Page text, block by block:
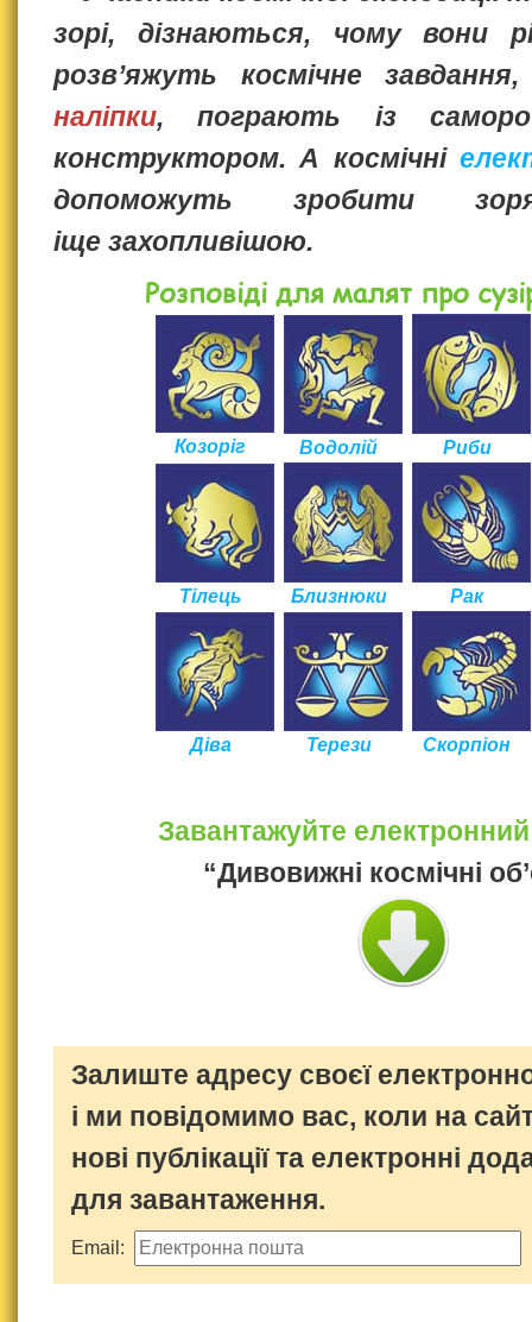
зорі, дізнаються, чому вони
розв’яжуть космічне
наліпки, пограють із
конструктором. А космічні
допоможуть зробити
іще захопливішою.
Розповіді для малят про
Козоріг Водолій Риби
Тілець Близнюки Рак
Діва Терези Скорпіон
Завантажуйте
“Дивовижні космічні
Залиште адресу своєї
і ми повідомимо вас, коли на
нові публікації та електронні
для завантаження.
Email: